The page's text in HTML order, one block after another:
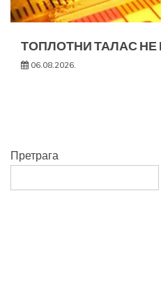
ТОПЛОТНИ ТАЛАС НЕ
06.08.2026.
Претрага